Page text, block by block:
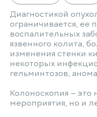
Диагностикой
ограничивается,
воспалительных
язвенного колита,
изменения стенки
некоторых
гельминтозов,
Колоноскопия — это
мероприятия, но и